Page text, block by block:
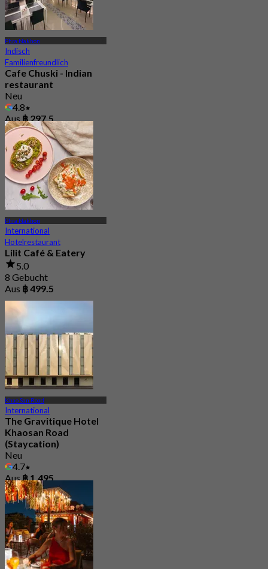
Phra Nakhon
Indisch
Familienfreundlich
Cafe Chuski - Indian
restaurant
Neu
4.8
Aus฿ 297.5
Phra Nakhon
International
Hotelrestaurant
Lilit Café & Eatery
5.0
8 Gebucht
Aus ฿ 499.5
Khao San Road
International
The Gravitique Hotel
Khaosan Road
(Staycation)
Neu
4.7
Aus฿ 1,495